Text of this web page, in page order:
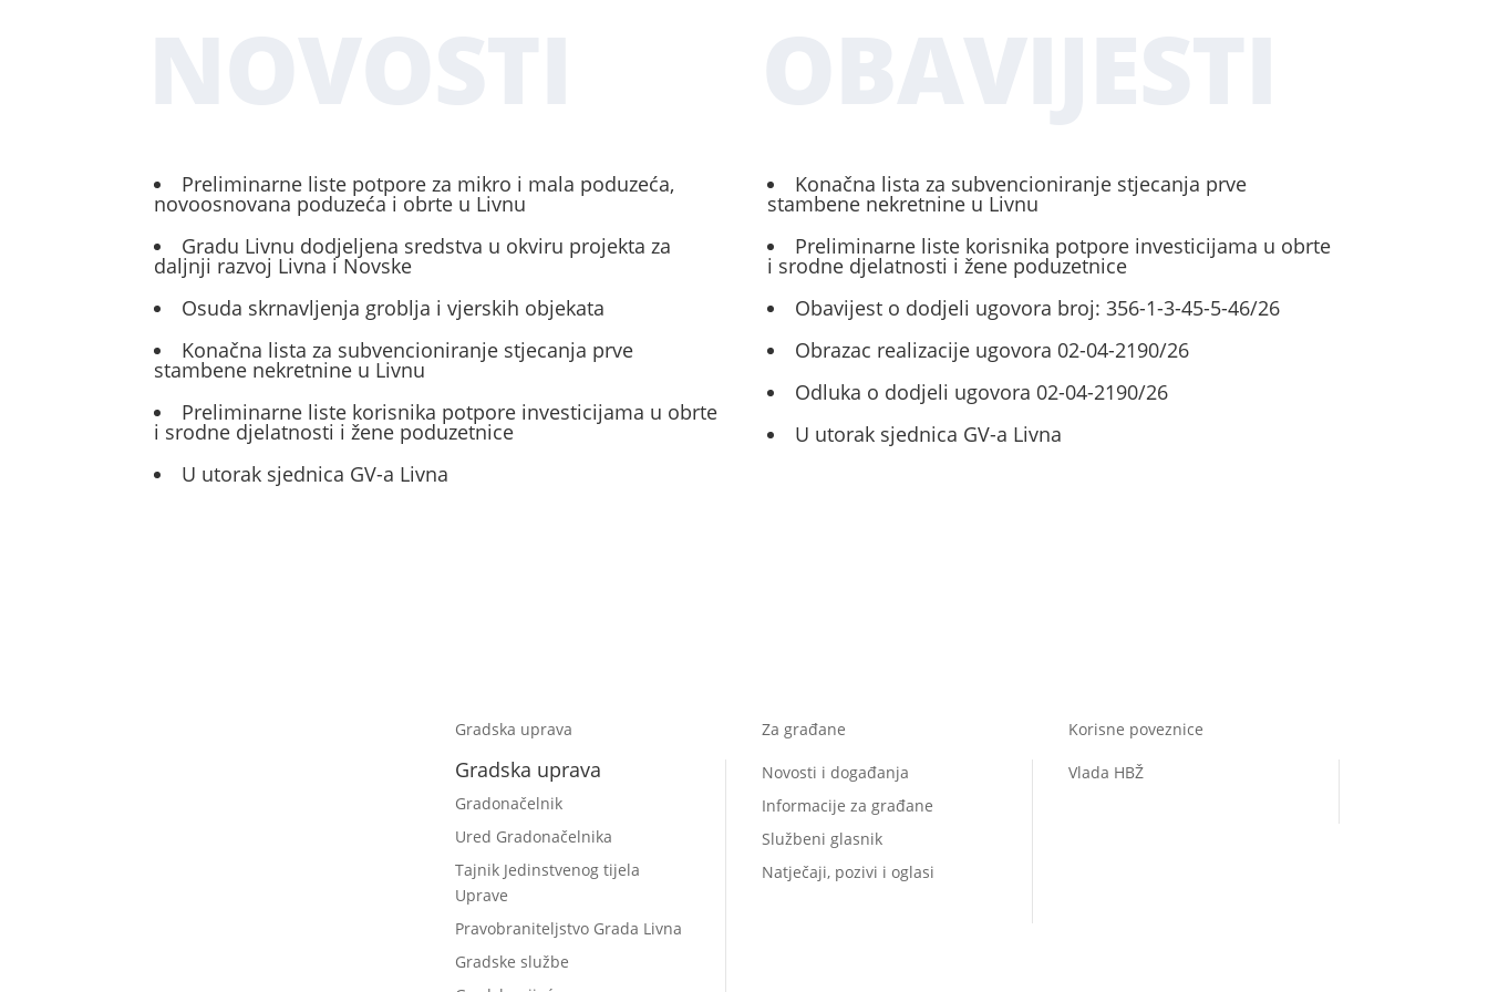
Preliminarne liste potpore za mikro i mala poduzeća,
novoosnovana poduzeća i obrte u Livnu
Gradu Livnu dodjeljena sredstva u okviru projekta za
daljnji razvoj Livna i Novske
Osuda skrnavljenja groblja i vjerskih objekata
Konačna lista za subvencioniranje stjecanja prve
stambene nekretnine u Livnu
Preliminarne liste korisnika potpore investicijama u obrte
i srodne djelatnosti i žene poduzetnice
U utorak sjednica GV-a Livna
Konačna lista za subvencioniranje stjecanja prve
stambene nekretnine u Livnu
Preliminarne liste korisnika potpore investicijama u obrte
i srodne djelatnosti i žene poduzetnice
Obavijest o dodjeli ugovora broj: 356-1-3-45-5-46/26
Obrazac realizacije ugovora 02-04-2190/26
Odluka o dodjeli ugovora 02-04-2190/26
U utorak sjednica GV-a Livna
Gradska uprava
Gradska uprava
Gradonačelnik
Ured Gradonačelnika
Tajnik Jedinstvenog tijela
Uprave
Pravobraniteljstvo Grada Livna
Gradske službe
Za građane
Novosti i događanja
Informacije za građane
Službeni glasnik
Natječaji, pozivi i oglasi
Korisne poveznice
Vlada HBŽ